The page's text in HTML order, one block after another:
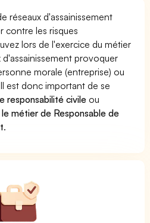
réseaux d'assainissement
contre les risques
lors de l'exercice du métier
provoquer
morale (entreprise) ou
est donc important de se
responsabilité civile ou
métier de Responsable de
.